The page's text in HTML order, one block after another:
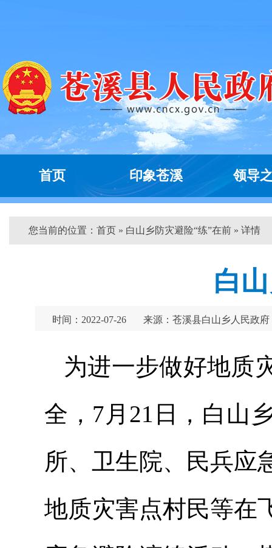
首页 印象苍溪 领导
您当前的位置： 首页 » 白山乡防灾避险“练”在前 » 详情
白
时间：2022-07-26 来源：苍溪县白山乡人民政府
为进一步做好地质
全，7月21日，白山
所、卫生院、民兵应
地质灾害点村民等在